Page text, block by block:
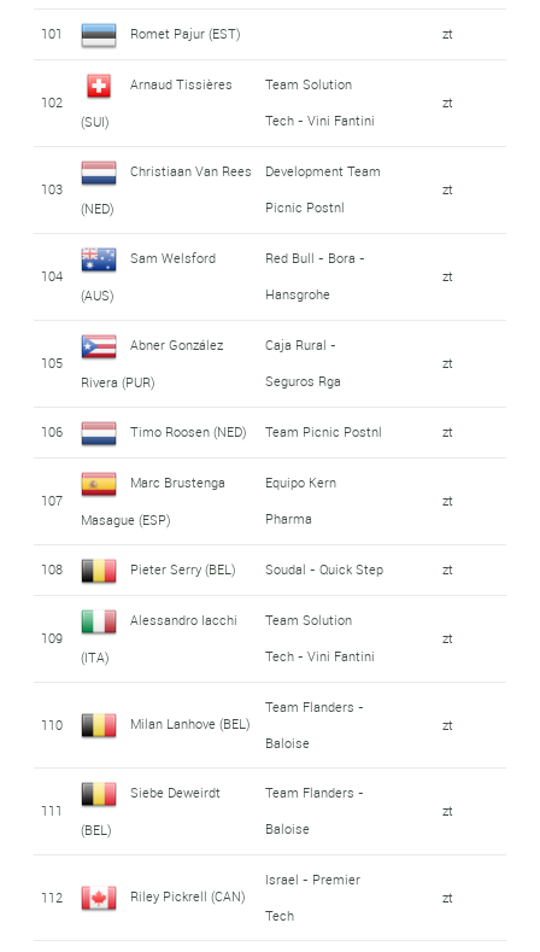
101 Romet Pajur (EST) zt
102
Arnaud Tissières
(SUI)
Team Solution
Tech - Vini Fantini
zt
103
Christiaan Van Rees
(NED)
Development Team
Picnic Postnl
zt
104
Sam Welsford
(AUS)
Red Bull - Bora -
Hansgrohe
zt
105
Abner González
Rivera (PUR)
Caja Rural -
Seguros Rga
zt
106 Timo Roosen (NED) Team Picnic Postnl zt
107
Marc Brustenga
Masague (ESP)
Equipo Kern
Pharma
zt
108 Pieter Serry (BEL) Soudal - Quick Step zt
109
Alessandro Iacchi
(ITA)
Team Solution
Tech - Vini Fantini
zt
110 Milan Lanhove (BEL)
Team Flanders -
Baloise
zt
111
Siebe Deweirdt
(BEL)
Team Flanders -
Baloise
zt
112 Riley Pickrell (CAN)
Israel - Premier
Tech
zt